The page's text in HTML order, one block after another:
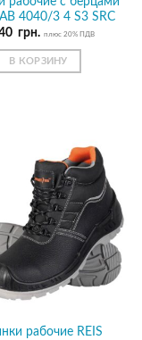
4040/3 4 S3 SRC
грн. плюс 20% ПДВ
В КОРЗИНУ
рабочие REIS